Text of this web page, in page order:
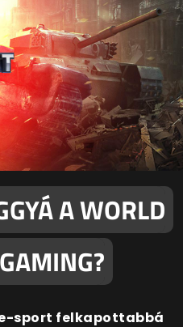
A WORLD
sport felkapottabbá